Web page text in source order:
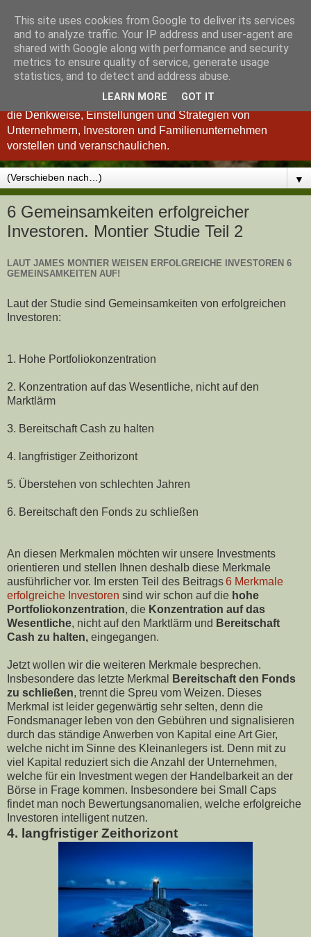
Königsinvestor
"Wer verstanden hat, was einen guten Investor ausmacht, ist
auch ein besserer Unternehmer und umgekehrt." so Charlie
Munger. Deshalb möchten wir Ihnen im Königsinvestor-Blog
die Denkweise, Einstellungen und Strategien von
Unternehmern, Investoren und Familienunternehmen
vorstellen und veranschaulichen.
▼
6 Gemeinsamkeiten erfolgreicher
Investoren. Montier Studie Teil 2
LAUT JAMES MONTIER WEISEN ERFOLGREICHE INVESTOREN 6
GEMEINSAMKEITEN AUF!
Laut der Studie sind Gemeinsamkeiten von erfolgreichen
Investoren:
1. Hohe Portfoliokonzentration
2. Konzentration auf das Wesentliche, nicht auf den
Marktlärm
3. Bereitschaft Cash zu halten
4. langfristiger Zeithorizont
5. Überstehen von schlechten Jahren
6. Bereitschaft den Fonds zu schließen
An diesen Merkmalen möchten wir unsere Investments
orientieren und stellen Ihnen deshalb diese Merkmale
ausführlicher vor. Im ersten Teil des Beitrags6 Merkmale
erfolgreiche Investoren sind wir schon auf die hohe
Portfoliokonzentration, die Konzentration auf das
Wesentliche, nicht auf den Marktlärm und Bereitschaft
Cash zu halten, eingegangen.
Jetzt wollen wir die weiteren Merkmale besprechen.
Insbesondere das letzte Merkmal
Bereitschaft den Fonds
zu schließen, trennt die Spreu vom Weizen. Dieses
Merkmal ist leider gegenwärtig sehr selten, denn die
Fondsmanager leben von den Gebühren und signalisieren
durch das ständige Anwerben von Kapital eine Art Gier,
welche nicht im Sinne des Kleinanlegers ist. Denn mit zu
viel Kapital reduziert sich die Anzahl der Unternehmen,
welche für ein Investment wegen der Handelbarkeit an der
Börse in Frage kommen. Insbesondere bei Small Caps
findet man noch Bewertungsanomalien, welche erfolgreiche
Investoren intelligent nutzen.
4. langfristiger Zeithorizont
This site uses cookies from Google to deliver its services
and to analyze traffic. Your IP address and user-agent are
shared with Google along with performance and security
metrics to ensure quality of service, generate usage
statistics, and to detect and address abuse.
LEARN MORE GOT IT